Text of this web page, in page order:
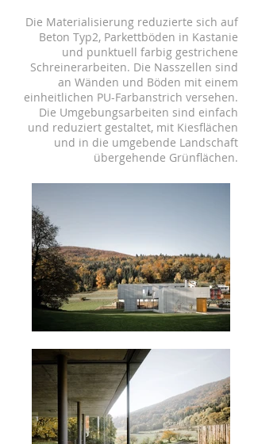
Die Materialisierung reduzierte sich auf
Beton Typ2, Parkettböden in Kastanie
und punktuell farbig gestrichene
Schreinerarbeiten. Die Nasszellen sind
an Wänden und Böden mit einem
einheitlichen PU-Farbanstrich versehen.
Die Umgebungsarbeiten sind einfach
und reduziert gestaltet, mit Kiesflächen
und in die umgebende Landschaft
übergehende Grünflächen.